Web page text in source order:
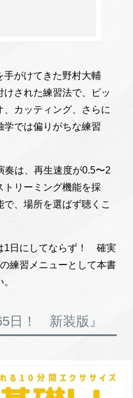
手がけてきた野村大輔
された練習法で、ピッ
、カッティング、さらに
学では偏りがちな練習
奏は、再生速度が0.5〜2
トリーミング機能を採
、場所を選ばず聴くこ
1日にしてならず！ 確実
練習メニューとして本書
日！ 新装版』